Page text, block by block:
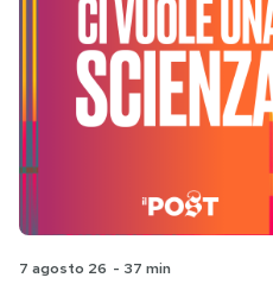
7 agosto 26 - 37 min